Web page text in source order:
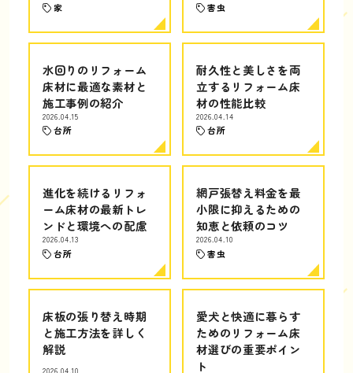
家 害虫
水回りのリフォーム
床材に最適な素材と
施工事例の紹介
2026.04.15
台所
耐久性と美しさを両
立するリフォーム床
材の性能比較
2026.04.14
台所
進化を続けるリフォ
ーム床材の最新トレ
ンドと環境への配慮
2026.04.13
台所
網戸張替え料金を最
小限に抑えるための
知恵と依頼のコツ
2026.04.10
害虫
床板の張り替え時期
と施工方法を詳しく
解説
2026.04.10
愛犬と快適に暮らす
ためのリフォーム床
材選びの重要ポイン
ト